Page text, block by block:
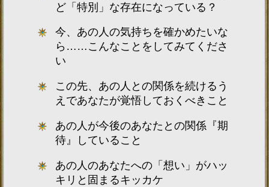
ど「特別」な存在になっている？
今、あの人の気持ちを確かめたいな
ら……こんなことをしてみてくださ
い
この先、あの人との関係を続けるう
えであなたが覚悟しておくべきこと
あの人が今後のあなたとの関係『期
待』していること
あの人のあなたへの「想い」がハッ
キリと固まるキッカケ